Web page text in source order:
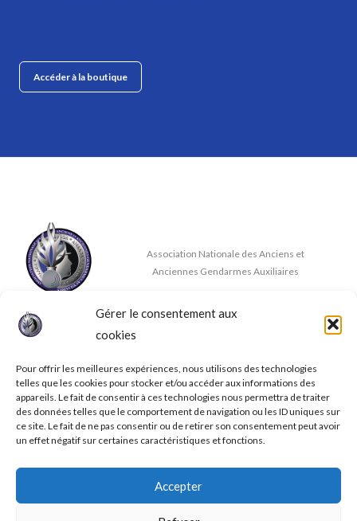
Gérer le consentement aux
cookies
Pour offrir les meilleures expériences, nous utilisons des technologies
telles que les cookies pour stocker et/ou accéder aux informations des
appareils. Le fait de consentir à ces technologies nous permettra de traiter
des données telles que le comportement de navigation ou les ID uniques sur
ce site. Le fait de ne pas consentir ou de retirer son consentement peut avoir
un effet négatif sur certaines caractéristiques et fonctions.
Accepter
Accéder à la boutique
Association Nationale des Anciens et
Anciennes Gendarmes Auxiliaires
Nous contacter
11 rue de la Doux, 86140 DOUSSAY
© 2026 A.N.A.A.G.A.
Mentions légales
Conditions générales de ventes